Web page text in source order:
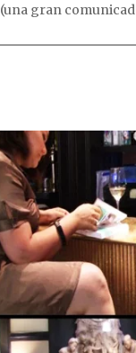
(una gran